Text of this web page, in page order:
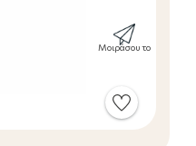
Μοιράσου το